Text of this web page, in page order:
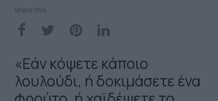
Share this
«Εάν κόψετε κάποιο
λουλούδι, ή δοκιμάσετε ένα